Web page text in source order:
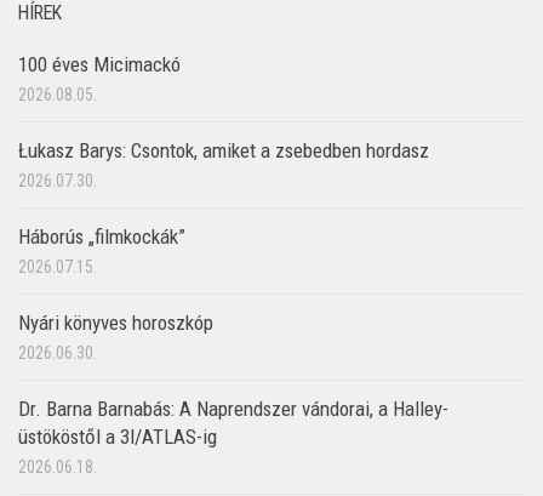
HÍREK
100 éves Micimackó
2026.08.05.
Łukasz Barys: Csontok, amiket a zsebedben hordasz
2026.07.30.
Háborús „filmkockák”
2026.07.15.
Nyári könyves horoszkóp
2026.06.30.
Dr. Barna Barnabás: A Naprendszer vándorai, a Halley-
üstököstől a 3I/ATLAS-ig
2026.06.18.